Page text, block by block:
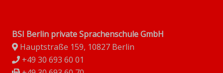
BSI Berlin private Sprachenschule GmbH
Hauptstraße 159, 10827 Berlin
+49 30 693 60 01